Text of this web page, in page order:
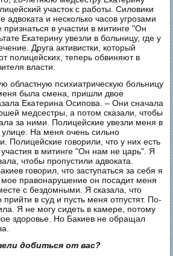
участок с работы. Силовики
адвоката и несколько часов угрозами
признаться в участии в митинге "Он
Екатерину увезли в больницу, где у
Друга активистки, который
полицейских, теперь обвиняют в
власти.
областную психиатрическую больницу
была смена, пришли двое
Екатерина Осипова. – Они сначала
медсестры, а потом сказали, чтобы
за ними. Полицейские увезли меня в
улице. На меня очень сильно
Полицейские говорили, что у них есть
участия в митинге "Он нам не царь". Я
чтобы пропустили адвоката.
говорил, что заступаться за себя я
правонарушение он посадит меня
с бездомными. Я сказала, что
в суд и пусть меня отпустят. По-
Я не могу сидеть в камере, потому
здоровье. Но Бакиев не обращал
добиться от вас?